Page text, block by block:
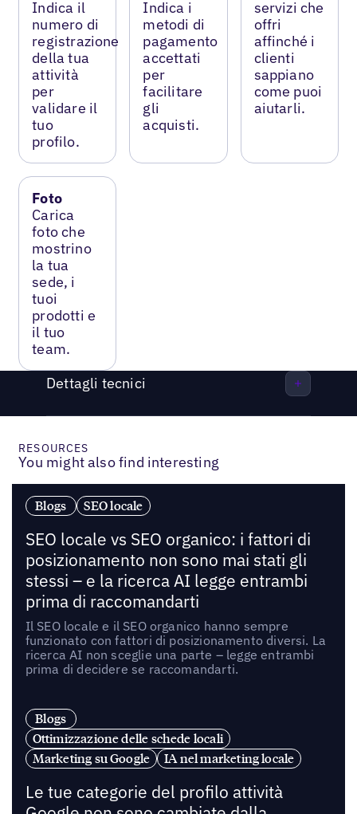
Indica il
numero di
registrazione
della tua
attività
per
validare il
tuo
profilo.
Indica i
metodi di
pagamento
accettati
per
facilitare
gli
acquisti.
servizi che
offri
affinché i
clienti
sappiano
come puoi
aiutarli.
Foto
Carica
foto che
mostrino
la tua
sede, i
tuoi
prodotti e
il tuo
team.
Dettagli tecnici
RESOURCES
You might also find interesting
Blogs SEO locale
SEO locale vs SEO organico: i fattori di
posizionamento non sono mai stati gli
stessi – e la ricerca AI legge entrambi
prima di raccomandarti
Il SEO locale e il SEO organico hanno sempre
funzionato con fattori di posizionamento diversi. La
ricerca AI non sceglie una parte – legge entrambi
prima di decidere se raccomandarti.
Blogs
Ottimizzazione delle schede locali
Marketing su Google
IA nel marketing locale
Le tue categorie del profilo attività